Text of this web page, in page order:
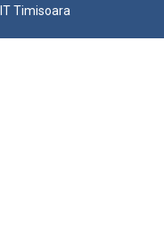
Timisoara